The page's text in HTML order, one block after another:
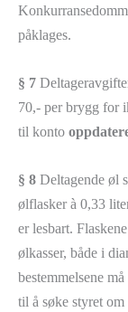
påklages.
§ 7
70,- per brygg for
til konto
§ 8 Deltagende øl
ølflasker à 0,33
er lesbart.
ølkasser, både i
bestemmelsene
til å søke styret